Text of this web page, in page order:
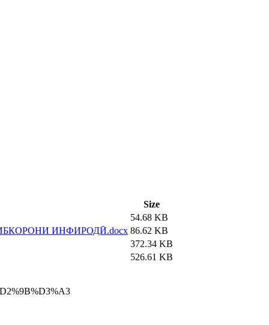
Size
54.68 KB
ИНФИРОДӢ.docx 86.62 KB
372.34 KB
526.61 KB